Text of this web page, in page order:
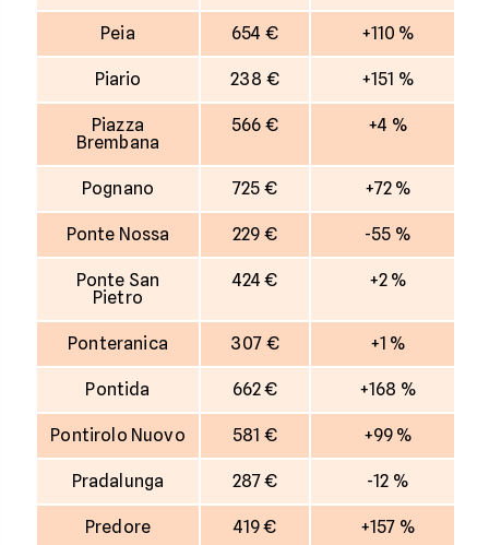
Peia 654 € +110 %
Piario 238 € +151 %
Piazza
Brembana
566 € +4 %
Pognano 725 € +72 %
Ponte Nossa 229 € -55 %
Ponte San
Pietro
424 € +2 %
Ponteranica 307 € +1 %
Pontida 662 € +168 %
Pontirolo Nuovo 581 € +99 %
Pradalunga 287 € -12 %
Predore 419 € +157 %